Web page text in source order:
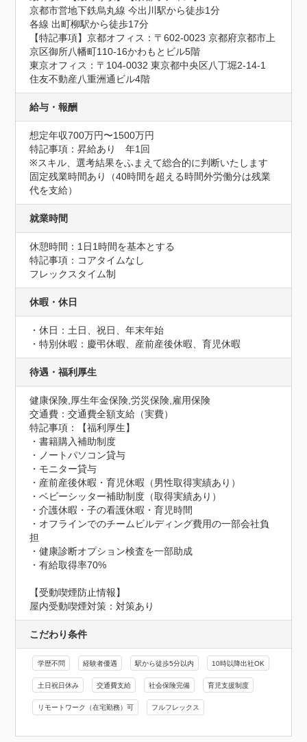
京都市営地下鉄烏丸線 今出川駅から徒歩1分
各線 出町柳駅から徒歩17分
【特記事項】京都オフィス：〒602-0023 京都府京都市上
京区御所八幡町110-16かわもとビル5階
東京オフィス：〒104-0032 東京都中央区八丁堀2-14-1
住友不動産八重洲通ビル4階
給与・報酬
想定年収700万円〜1500万円
特記事項：昇給あり　年1回
※スキル、選考結果をふまえて総合的に判断いたします
固定残業時間あり（40時間を超える時間外労働分は残業
代を支給）
就業時間
休憩時間：1日1時間を基本とする
特記事項：コアタイムなし
フレックスタイム制
休暇・休日
・休日：土日、祝日、年末年始
・特別休暇：慶弔休暇、産前産後休暇、育児休暇
待遇・福利厚生
健康保険,厚生年金保険,労災保険,雇用保険
交通費：交通費全額支給（実費）
特記事項：【福利厚生】
・書籍購入補助制度
・ノートパソコン貸与
・モニター貸与
・産前産後休暇・育児休暇（男性取得実績あり）
・ベビーシッター補助制度（取得実績あり）
・介護休暇・子の看護休暇・育児時間
・オフラインでのチームビルディング費用の一部会社負
担
・健康診断オプション検査を一部助成
・有給取得率70%
【受動喫煙防止情報】
屋内受動喫煙対策：対策あり
こだわり条件
学歴不問 経験者優遇 駅から徒歩5分以内 10時以降出社OK
土日祝日休み 交通費支給 社会保険完備 育児支援制度
リモートワーク（在宅勤務）可 フルフレックス